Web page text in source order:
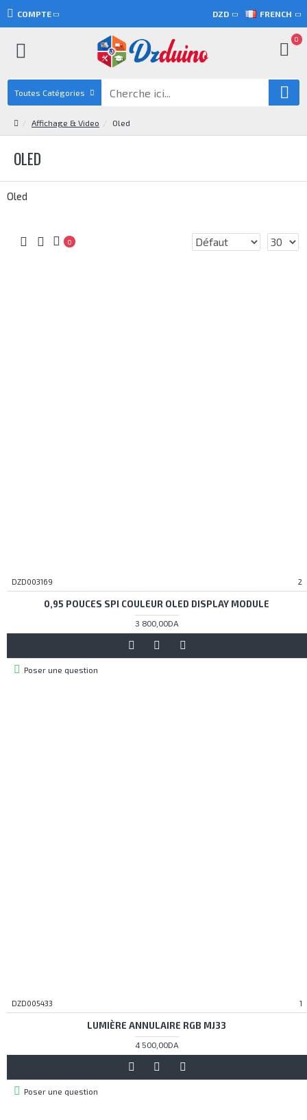
COMPTE DZD FRENCH
0
Toutes Catégories
Affichage & Video Oled
OLED
Oled
0
DZD003169 2
0,95 POUCES SPI COULEUR OLED DISPLAY MODULE
3 800,00DA
Poser une question
DZD005433 1
LUMIÈRE ANNULAIRE RGB MJ33
4 500,00DA
Poser une question